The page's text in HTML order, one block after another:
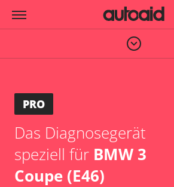
PRO
Das Diagnosegerät
speziell für BMW 3
Coupe (E46)